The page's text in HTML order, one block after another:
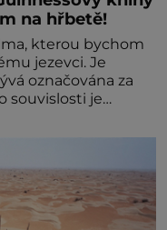
na hřbetě!
kterou bychom
jezevci. Je
označována za
souvislosti je